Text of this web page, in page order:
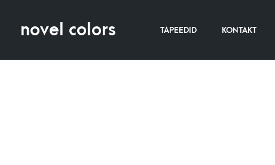
TAPEEDID KONTAKT
novel colors